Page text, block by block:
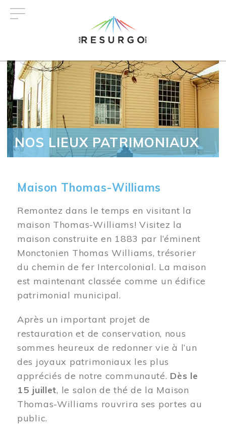
NOS LIEUX PATRIMONIAUX
Maison Thomas-Williams
Remontez dans le temps en visitant la
maison Thomas-Williams! Visitez la
maison construite en 1883 par l’éminent
Monctonien Thomas Williams, trésorier
du chemin de fer Intercolonial. La maison
est maintenant classée comme un édifice
patrimonial municipal.
Après un important projet de
restauration et de conservation, nous
sommes heureux de redonner vie à l’un
des joyaux patrimoniaux les plus
appréciés de notre communauté. Dès le
15 juillet, le salon de thé de la Maison
Thomas-Williams rouvrira ses portes au
public.